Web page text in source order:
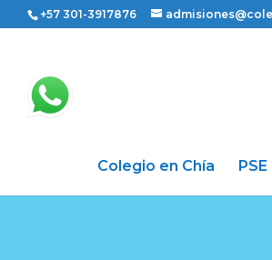
+57 301-3917876
Colegio en Chía PSE